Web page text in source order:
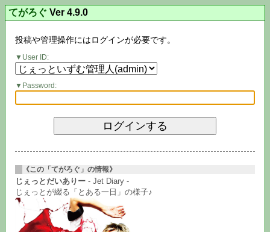
てがろぐ Ver 4.9.0
投稿や管理操作にはログインが必要です。
User ID:
Password:
《この「てがろぐ」の情報》
じぇっとだいありー - Jet Diary -
じぇっとが綴る「とある一日」の様子♪